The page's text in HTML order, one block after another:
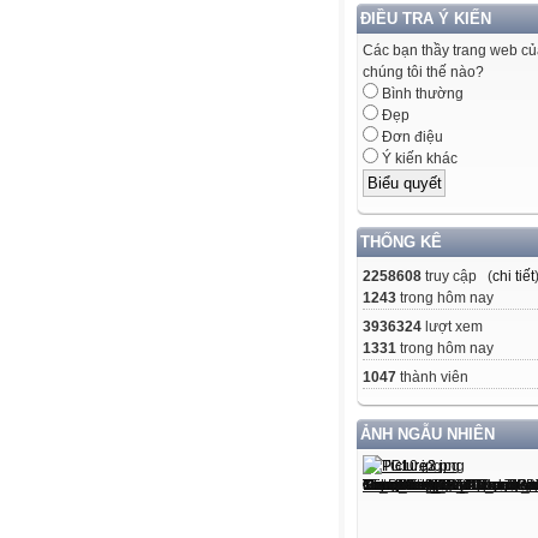
ĐIỀU TRA Ý KIẾN
Các bạn thầy trang web
chúng tôi thế nào?
Bình thường
Đẹp
Đơn điệu
Ý kiến khác
THỐNG KÊ
2258608 truy cập (chi tiết)
1243 trong hôm nay
3936324 lượt xem
1331 trong hôm nay
1047 thành viên
ẢNH NGẪU NHIÊN